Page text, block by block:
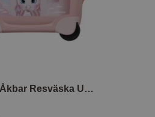
Dream2Go Åkbar Resväska Unicorn Tess